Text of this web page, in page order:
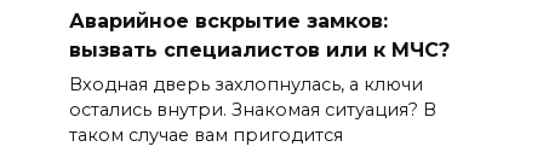
Аварийное вскрытие замков:
вызвать специалистов или к МЧС?
Входная дверь захлопнулась, а ключи
остались внутри. Знакомая ситуация? В
таком случае вам пригодится